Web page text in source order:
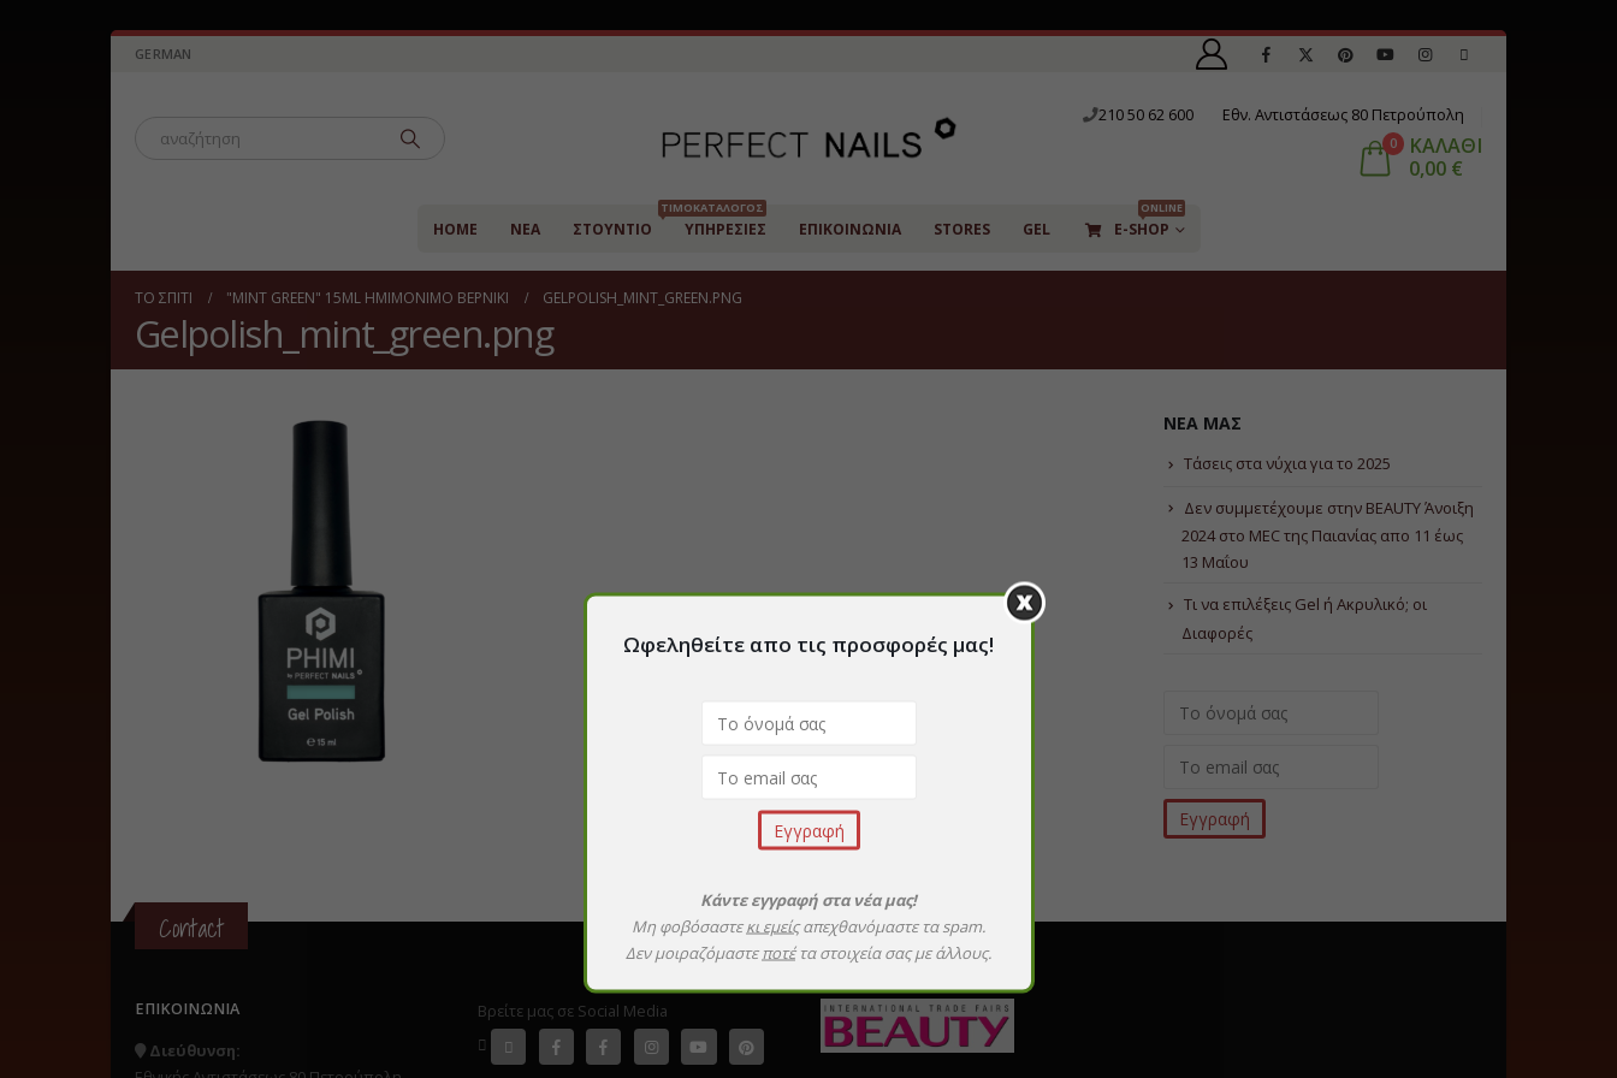
GERMAN
210 50 62 600 Εθν. Αντιστάσεως 80 Πετρούπολη
0
ΚΑΛΑΘΙ
0,00 €
HOME ΝΈΑ ΣΤΟΎΝΤΙΟ ΥΠΗΡΕΣΊΕΣ
ΤΙΜΟΚΑΤΆΛΟΓΟΣ
ΕΠΙΚΟΙΝΩΝΊΑ STORES GEL E-SHOP
ONLINE
ΤΟ ΣΠΊΤΙ "MINT GREEN" 15ML ΗΜΙΜΌΝΙΜΟ ΒΕΡΝΊΚΙ GELPOLISH_MINT_GREEN.PNG
Gelpolish_mint_green.png
ΝΈΑ ΜΑΣ
Τάσεις στα νύχια για το 2025
Δεν συμμετέχουμε στην BEAUTY Άνοιξη
2024 στο ΜΕC της Παιανίας απο 11 έως
13 Μαΐου
Τι να επιλέξεις Gel ή Ακρυλικό; οι
Διαφορές
Contact
ΕΠΙΚΟΙΝΩΝΊΑ
Διεύθυνση:
Βρείτε μας σε Social Media
Ωφεληθείτε απο τις προσφορές μας!
Κάντε εγγραφή στα νέα μας!
Μη φοβόσαστεκι εμείςαπεχθανόμαστε τα spam.
Δεν μοιραζόμαστε ποτέτα στοιχεία σας με άλλους.